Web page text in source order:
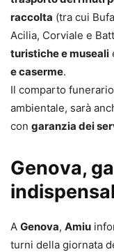
raccolta (tra cui
Acilia, Corviale e
turistiche e museali
e caserme.
Il comparto
ambientale, sarà
con garanzia dei
Genova,
A Genova, Amiu
turni della giornata